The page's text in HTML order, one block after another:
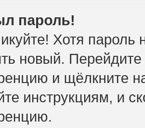
пароль!
Хотя пароль
новый.
и щёлкните
инструкциям, и